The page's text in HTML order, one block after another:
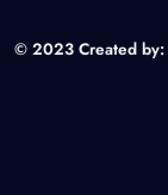
© 2023 Created by: